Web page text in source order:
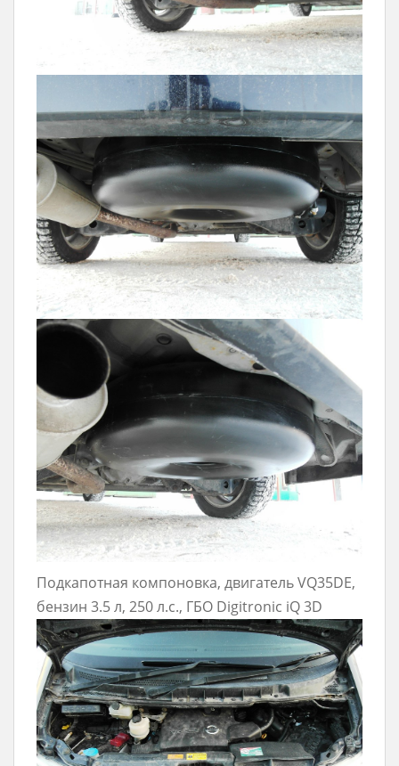
Подкапотная компоновка, двигатель VQ35DE,
бензин 3.5 л, 250 л.с., ГБО Digitronic iQ 3D